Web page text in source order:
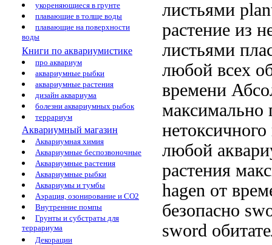
укореняющиеся в грунте
плавающие в толще воды
плавающие на поверхности
воды
Книги по аквариумистике
про аквариум
аквариумные рыбки
аквариумные растения
дизайн аквариума
болезни аквариумных рыбок
террариум
Аквариумный магазин
Аквариумная химия
Аквариумные беспозвоночные
Аквариумные растения
Аквариумные рыбки
Аквариумы и тумбы
Аэрация, озонирование и CO2
Внутренние помпы
Грунты и субстраты для
террариума
Декорации
листьями
растение из
листьями
любой всех
времени
любой
растения
hagen от
безопасно
sword